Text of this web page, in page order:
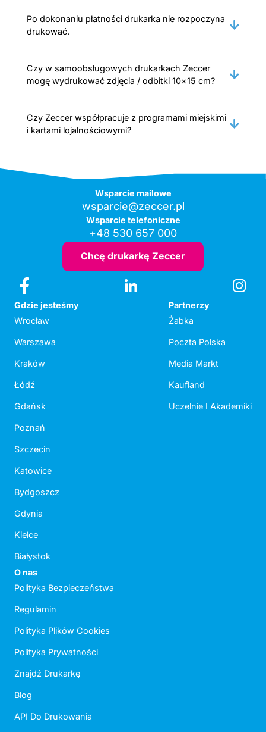
Po dokonaniu płatności drukarka nie rozpoczyna
drukować.
Czy w samoobsługowych drukarkach Zeccer
mogę wydrukować zdjęcia / odbitki 10×15 cm?
Czy Zeccer współpracuje z programami miejskimi
i kartami lojalnościowymi?
Wsparcie mailowe
wsparcie@zeccer.pl
Wsparcie telefoniczne
+48 530 657 000
Chcę drukarkę Zeccer
Gdzie jesteśmy
Wrocław
Warszawa
Kraków
Łódź
Gdańsk
Poznań
Szczecin
Katowice
Bydgoszcz
Gdynia
Kielce
Białystok
Partnerzy
Żabka
Poczta Polska
Media Markt
Kaufland
Uczelnie I Akademiki
O nas
Polityka Bezpieczeństwa
Regulamin
Polityka Plików Cookies
Polityka Prywatności
Znajdź Drukarkę
Blog
API Do Drukowania